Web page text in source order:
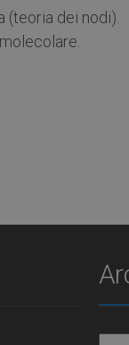
(teoria dei nodi).